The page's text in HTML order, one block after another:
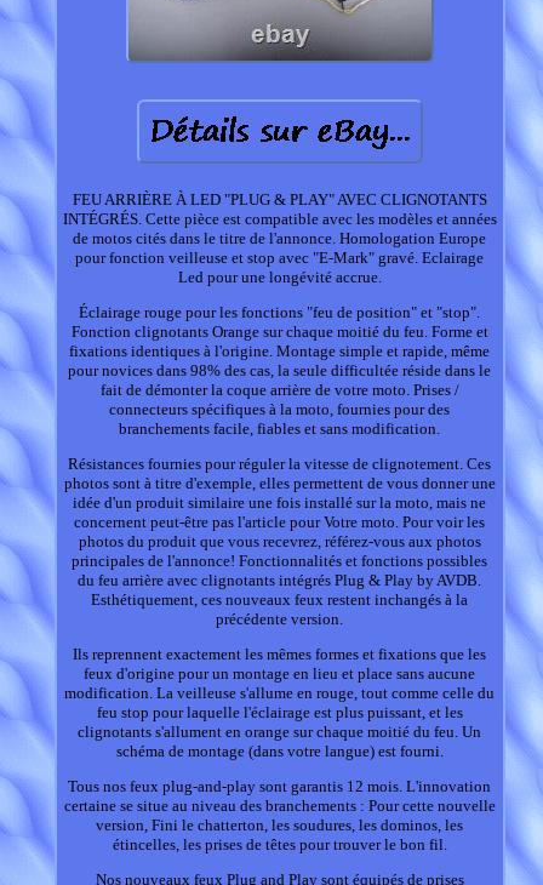
FEU ARRIÈRE À LED "PLUG & PLAY" AVEC CLIGNOTANTS
INTÉGRÉS. Cette pièce est compatible avec les modèles et années
de motos cités dans le titre de l'annonce. Homologation Europe
pour fonction veilleuse et stop avec "E-Mark" gravé. Eclairage
Led pour une longévité accrue.
Éclairage rouge pour les fonctions "feu de position" et "stop".
Fonction clignotants Orange sur chaque moitié du feu. Forme et
fixations identiques à l'origine. Montage simple et rapide, même
pour novices dans 98% des cas, la seule difficultée réside dans le
fait de démonter la coque arrière de votre moto. Prises /
connecteurs spécifiques à la moto, fournies pour des
branchements facile, fiables et sans modification.
Résistances fournies pour réguler la vitesse de clignotement. Ces
photos sont à titre d'exemple, elles permettent de vous donner une
idée d'un produit similaire une fois installé sur la moto, mais ne
concernent peut-être pas l'article pour Votre moto. Pour voir les
photos du produit que vous recevrez, référez-vous aux photos
principales de l'annonce! Fonctionnalités et fonctions possibles
du feu arrière avec clignotants intégrés Plug & Play by AVDB.
Esthétiquement, ces nouveaux feux restent inchangés à la
précédente version.
Ils reprennent exactement les mêmes formes et fixations que les
feux d'origine pour un montage en lieu et place sans aucune
modification. La veilleuse s'allume en rouge, tout comme celle du
feu stop pour laquelle l'éclairage est plus puissant, et les
clignotants s'allument en orange sur chaque moitié du feu. Un
schéma de montage (dans votre langue) est fourni.
Tous nos feux plug-and-play sont garantis 12 mois. L'innovation
certaine se situe au niveau des branchements : Pour cette nouvelle
version, Fini le chatterton, les soudures, les dominos, les
étincelles, les prises de têtes pour trouver le bon fil.
Nos nouveaux feux Plug and Play sont équipés de prises